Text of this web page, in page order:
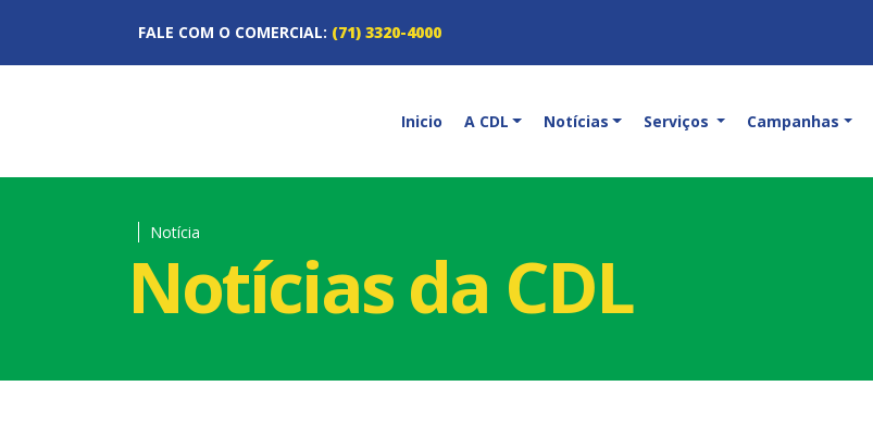
FALE COM O COMERCIAL: (71) 3320-4000
Inicio A CDL Notícias Serviços Campanhas
Notícia
Notícias da CDL